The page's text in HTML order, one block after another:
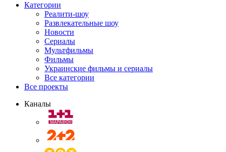
Категории
Реалити-шоу
Развлекательные шоу
Новости
Сериалы
Мультфильмы
Фильмы
Украинские фильмы и сериалы
Все категории
Все проекты
Каналы